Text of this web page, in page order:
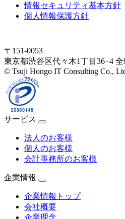
情報セキュリティ基本方針
個人情報保護方針
〒151-0053
東京都渋谷区代々木1丁目36−4
© Tsuji Hongo IT Consulting Co.,
サービス
法人のお客様
個人のお客様
会計事務所のお客様
企業情報
企業情報トップ
会社概要
企業理念